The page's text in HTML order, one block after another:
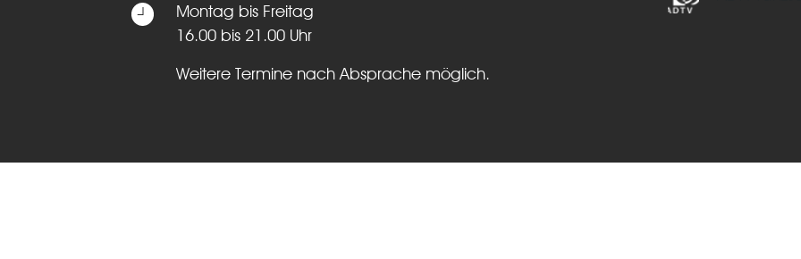
Montag bis Freitag
16.00 bis 21.00 Uhr
Weitere Termine nach Absprache möglich.